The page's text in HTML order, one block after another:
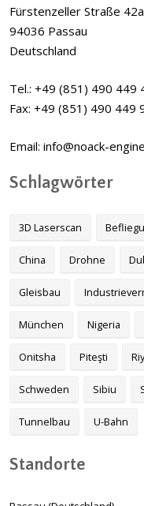
Fürstenzeller Straße 42a
94036 Passau
Deutschland
Tel.: +49 (851) 490 449
Fax: +49 (851) 490 449
Email: info@noack-
Schlagwörter
3D Laserscan
China Drohne
Gleisbau
München Nigeria
Onitsha Piteşti
Schweden Sibiu
Tunnelbau U-Bahn
Standorte